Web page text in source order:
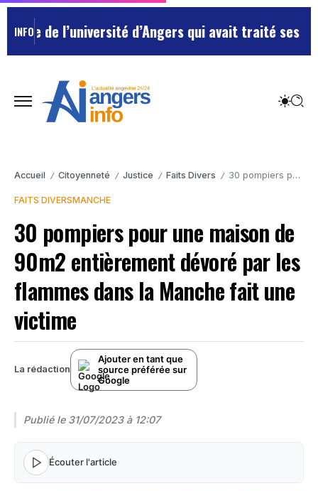
INFOde l’université d’Angers qui avait traité ses chefs
Accueil / Citoyenneté / Justice / Faits Divers / 30 pompiers pour une maison de 90m2 entièrement dévoré par les flammes dans la Manche fait une victime
FAITS DIVERSMANCHE
30 pompiers pour une maison de
90m2 entièrement dévoré par les
flammes dans la Manche fait une
victime
La rédaction
Ajouter en tant que
source préférée sur
Google
Publié le 31/07/2023 à 12:07
Écouter l'article